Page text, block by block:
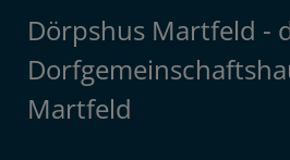
Inhalt
Dörpshus Martfeld -
Martfeld